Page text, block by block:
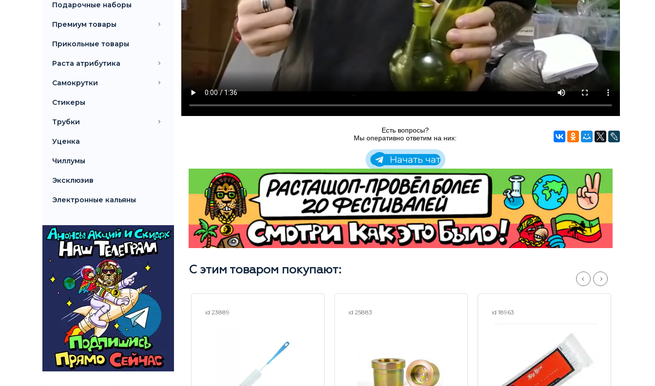
Подарочные наборы
Премиум товары
Прикольные товары
Раста атрибутика
Самокрутки
Стикеры
Трубки
Уценка
Чиллумы
Эксклюзив
Электронные кальяны
Есть вопросы?
Мы оперативно ответим на них:
Начать чат
С этим товаром покупают:
id 22867 id 23889 id 25883 id 18963